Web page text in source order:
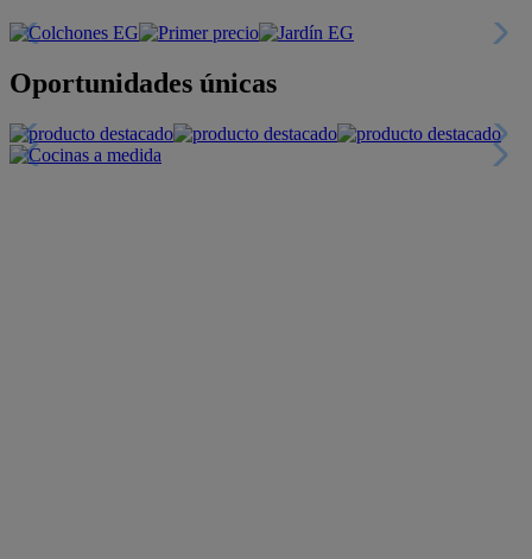
Oportunidades únicas